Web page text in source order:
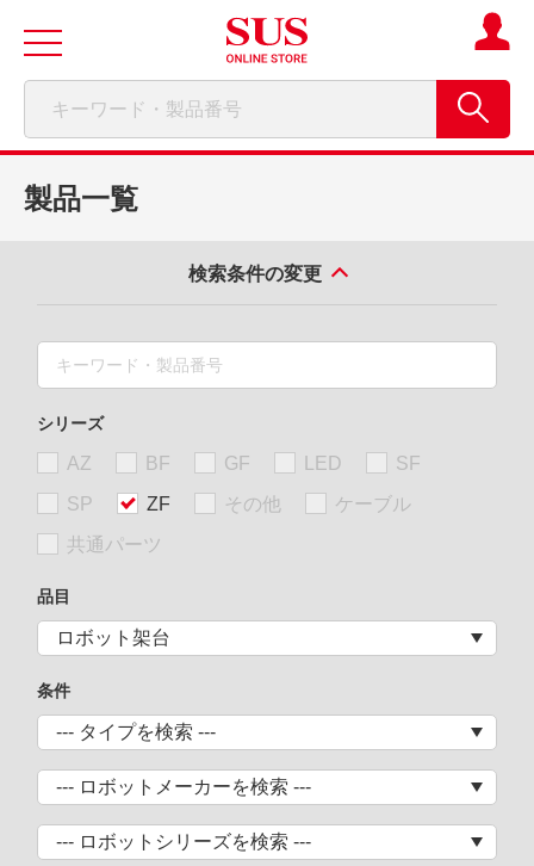
製品一覧
検索条件の変更
シリーズ
AZ BF GF LED
SF
SP
ZF その他
ケーブル
共通パーツ
品目
条件